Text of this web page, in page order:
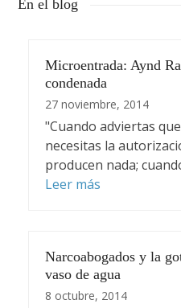
En el blog
Microentrada: Aynd
condenada
27 noviembre, 2014
"Cuando adviertas
necesitas la
producen nada;
Leer más
Narcoabogados y la
vaso de agua
8 octubre, 2014